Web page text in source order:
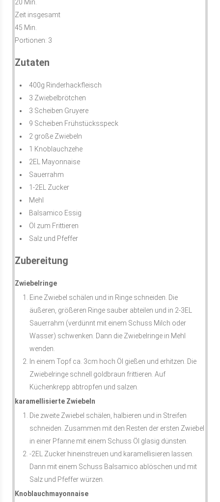
20 Min.
Zeit insgesamt
45 Min.
Portionen: 3
Zutaten
400g Rinderhackfleisch
3 Zwiebelbrötchen
3 Scheiben Gruyere
9 Scheiben Frühstücksspeck
2 große Zwiebeln
1 Knoblauchzehe
2EL Mayonnaise
Sauerrahm
1-2EL Zucker
Mehl
Balsamico Essig
Öl zum Frittieren
Salz und Pfeffer
Zubereitung
Zwiebelringe
Eine Zwiebel schälen und in Ringe schneiden. Die
äußeren, größeren Ringe sauber abteilen und in 2-3EL
Sauerrahm (verdünnt mit einem Schuss Milch oder
Wasser) schwenken. Dann die Zwiebelringe in Mehl
wenden.
In einem Topf ca. 3cm hoch Öl gießen und erhitzen. Die
Zwiebelringe schnell goldbraun frittieren. Auf
Küchenkrepp abtropfen und salzen.
karamellisierte Zwiebeln
Die zweite Zwiebel schälen, halbieren und in Streifen
schneiden. Zusammen mit den Resten der ersten Zwiebel
in einer Pfanne mit einem Schuss Öl glasig dünsten.
-2EL Zucker hineinstreuen und karamellisieren lassen.
Dann mit einem Schuss Balsamico ablöschen und mit
Salz und Pfeffer würzen.
Knoblauchmayonnaise